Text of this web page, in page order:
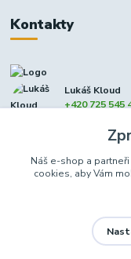
Kontakty
Lukáš Kloud
+420 725 545
Náš e-shop a
cookies, aby Vám